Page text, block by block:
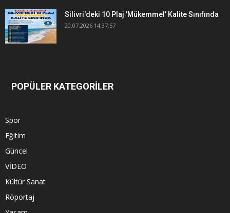
Silivri'deki 10 Plaj 'Mükemmel' Kalite Sınıfında
20.07.2026 14:37:57
POPÜLER KATEGORİLER
Spor
Eğitim
Güncel
VİDEO
Kültür Sanat
Röportaj